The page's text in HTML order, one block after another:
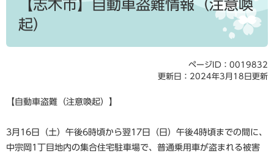
【志木市】自動車盗難情報（注意喚
起）
ページID：0019832
更新日：2024年3月18日更新
【自動車盗難（注意喚起）】
3月16日（土）午後6時頃から翌17日（日）午後4時頃までの間に、
中宗岡1丁目地内の集合住宅駐車場で、普通乗用車が盗まれる被害